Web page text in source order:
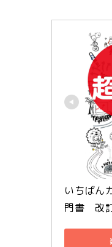
いちばん
門書　改